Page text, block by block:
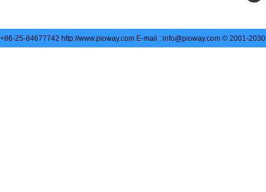
25-84677742 http://www.pioway.com E-mail : info@pioway.com © 2001-2030